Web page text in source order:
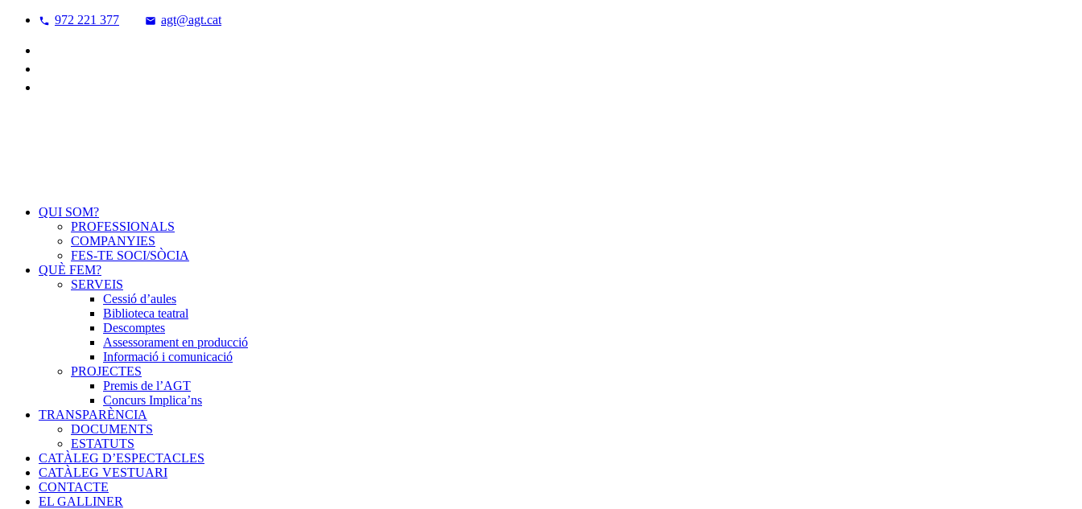
972 221 377 agt@agt.cat
QUI SOM?
PROFESSIONALS
COMPANYIES
FES-TE SOCI/SÒCIA
QUÈ FEM?
SERVEIS
Cessió d’aules
Biblioteca teatral
Descomptes
Assessorament en producció
Informació i comunicació
PROJECTES
Premis de l’AGT
Concurs Implica’ns
TRANSPARÈNCIA
DOCUMENTS
ESTATUTS
CATÀLEG D’ESPECTACLES
CATÀLEG VESTUARI
CONTACTE
EL GALLINER